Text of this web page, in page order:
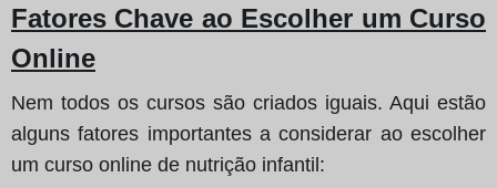
Fatores Chave ao Escolher um Curso
Online
Nem todos os cursos são criados iguais. Aqui estão
alguns fatores importantes a considerar ao escolher
um curso online de nutrição infantil: